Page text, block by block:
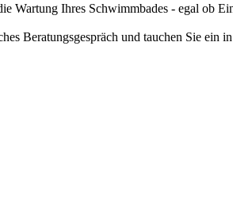
Wartung Ihres Schwimmbades - egal ob
Beratungsgespräch und tauchen Sie ein